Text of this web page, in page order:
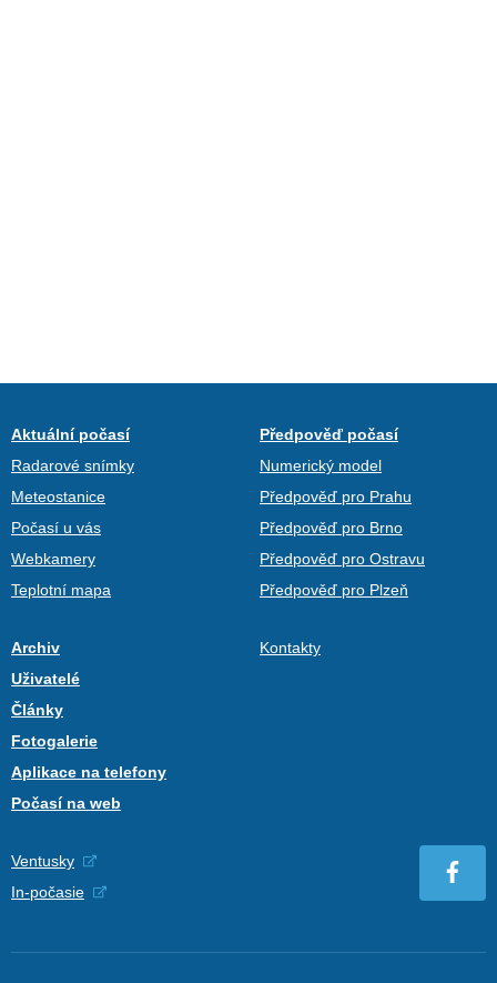
Aktuální počasí
Radarové snímky
Meteostanice
Počasí u vás
Webkamery
Teplotní mapa
Předpověď počasí
Numerický model
Předpověď pro Prahu
Předpověď pro Brno
Předpověď pro Ostravu
Předpověď pro Plzeň
Archiv
Uživatelé
Články
Fotogalerie
Aplikace na telefony
Počasí na web
Kontakty
Ventusky
In-počasie